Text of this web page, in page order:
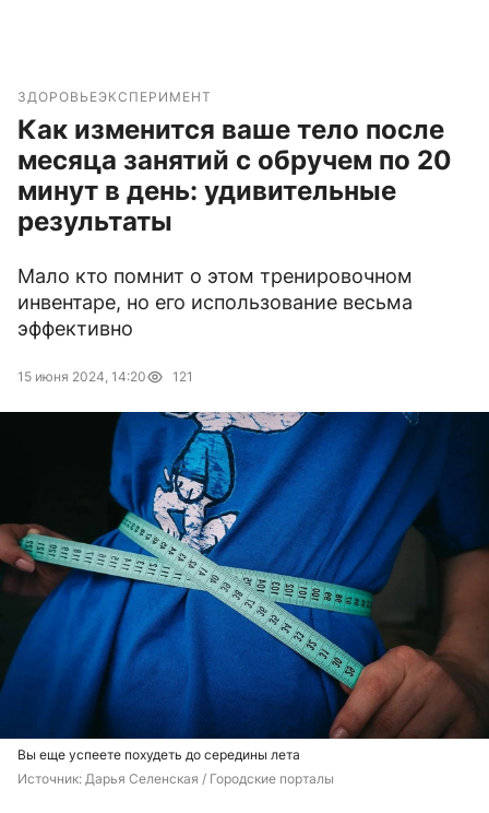
ЗДОРОВЬЕЭКСПЕРИМЕНТ
Как изменится ваше тело после
месяца занятий с обручем по 20
минут в день: удивительные
результаты
Мало кто помнит о этом тренировочном
инвентаре, но его использование весьма
эффективно
15 июня 2024, 14:20 121
Вы еще успеете похудеть до середины лета
Источник: Дарья Селенская / Городские порталы